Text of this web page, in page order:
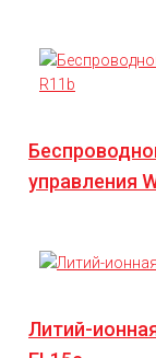
управления
Литий-